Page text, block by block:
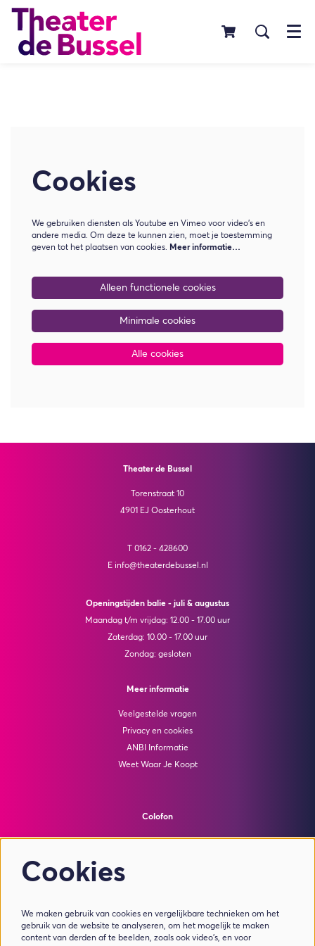
Menu
Cookies
We gebruiken diensten als Youtube en Vimeo voor video's en
andere media. Om deze te kunnen zien, moet je toestemming
geven tot het plaatsen van cookies. Meer informatie…
Alleen functionele cookies
Minimale cookies
Alle cookies
Theater de Bussel
Torenstraat 10
4901 EJ Oosterhout
T 0162 - 428600
E info@theaterdebussel.nl
Openingstijden balie - juli & augustus
Maandag t/m vrijdag: 12.00 - 17.00 uur
Zaterdag: 10.00 - 17.00 uur
Zondag: gesloten
Meer informatie
Veelgestelde vragen
Privacy en cookies
ANBI Informatie
Weet Waar Je Koopt
Colofon
© Theater de Bussel
Cookies
We maken gebruik van cookies en vergelijkbare technieken om het
gebruik van de website te analyseren, om het mogelijk te maken
content van derden af te beelden, zoals ook video’s, en voor